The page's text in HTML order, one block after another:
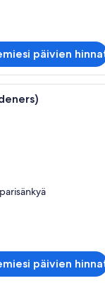
päivien
jossa on kivinen
päivien